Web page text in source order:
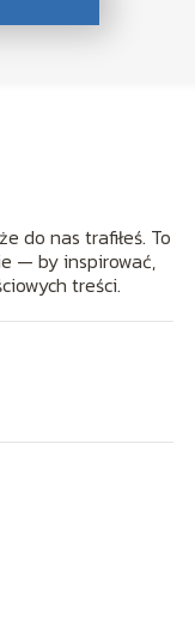
do nas trafiłeś. To
— by inspirować,
treści.